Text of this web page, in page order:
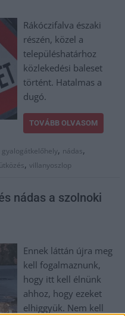
Rákóczifalva északi
részén, közel a
településhatárhoz
közlekedési baleset
történt. Hatalmas a
dugó.
TOVÁBB OLVASOM
gyalogátkelőhely, nádas,
ütközés,villanyoszlop
nádas a szolnoki
Ennek láttán újra meg
kell fogalmaznunk,
hogy itt kell élnünk
ahhoz, hogy ezeket
elhiggyük. Nem kell